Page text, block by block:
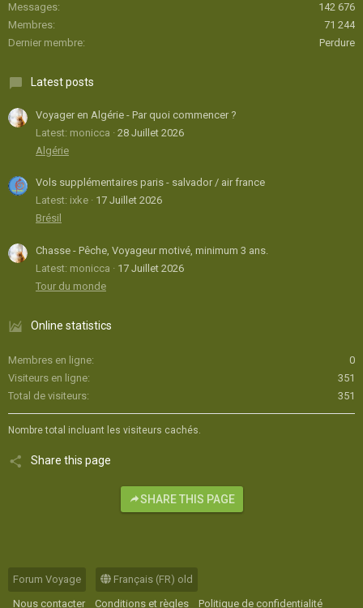
Messages
142 676
Membres
71 244
Dernier membre
Perdure
Latest posts
Voyager en Algérie - Par quoi commencer ?
Latest: monicca
28 Juillet 2026
Algérie
Vols supplémentaires paris - salvador / air france
Latest: ixke
17 Juillet 2026
Brésil
Chasse - Pêche, Voyageur motivé, minimum 3 ans.
Latest: monicca
17 Juillet 2026
Tour du monde
Online statistics
Membres en ligne
0
Visiteurs en ligne
351
Total de visiteurs
351
Nombre total incluant les visiteurs cachés.
Share this page
SHARE THIS PAGE
Forum Voyage
Français (FR) old
Nous contacter
Conditions et règles Politique de confidentialité